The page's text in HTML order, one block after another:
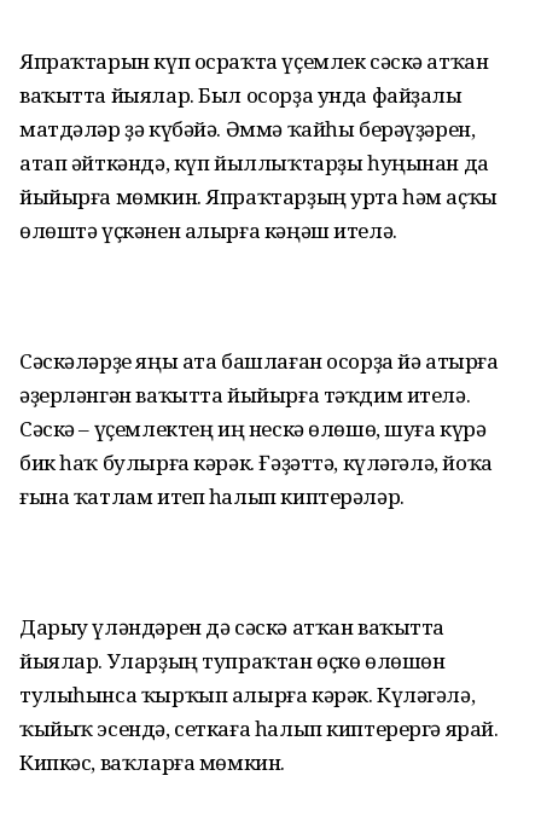
Япраҡтарын күп осраҡта үҫемлек сәскә атҡан
ваҡытта йыялар. Был осорҙа унда файҙалы
матдәләр ҙә күбәйә. Әммә ҡайһы берәүҙәрен,
атап әйткәндә, күп йыллыҡтарҙы һуңынан да
йыйырға мөмкин. Япраҡтарҙың урта һәм аҫҡы
өлөштә үҫкәнен алырға кәңәш ителә.
Сәскәләрҙе яңы ата башлаған осорҙа йә атырға
әҙерләнгән ваҡытта йыйырға тәҡдим ителә.
Сәскә – үҫемлектең иң нескә өлөшө, шуға күрә
бик һаҡ булырға кәрәк. Ғәҙәттә, күләгәлә, йоҡа
ғына ҡатлам итеп һалып киптерәләр.
Дарыу үләндәрен дә сәскә атҡан ваҡытта
йыялар. Уларҙың тупраҡтан өҫкө өлөшөн
тулыһынса ҡырҡып алырға кәрәк. Күләгәлә,
ҡыйыҡ эсендә, сеткаға һалып киптерергә ярай.
Кипкәс, ваҡларға мөмкин.